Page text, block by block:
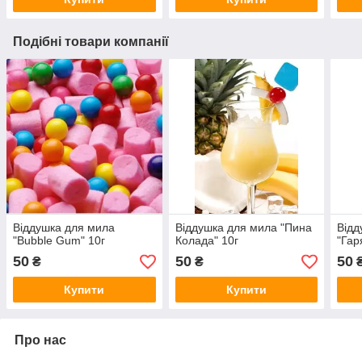
Подібні товари компанії
Віддушка для мила
"Bubble Gum" 10г
50 ₴
Купити
Віддушка для мила "Пина
Колада" 10г
50₴
Купити
50
Про нас